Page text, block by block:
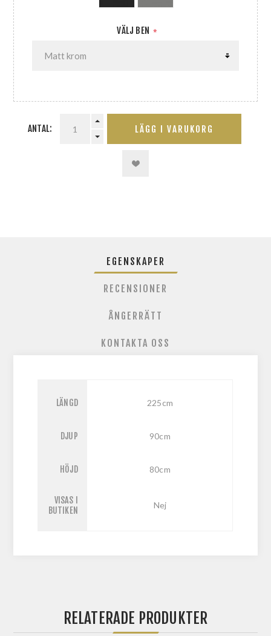
VÄLJ BEN *
ANTAL: LÄGG I VARUKORG
EGENSKAPER
RECENSIONER
ÅNGERRÄTT
KONTAKTA OSS
LÄNGD 225cm
DJUP 90cm
HÖJD 80cm
VISAS I
BUTIKEN
Nej
RELATERADE PRODUKTER